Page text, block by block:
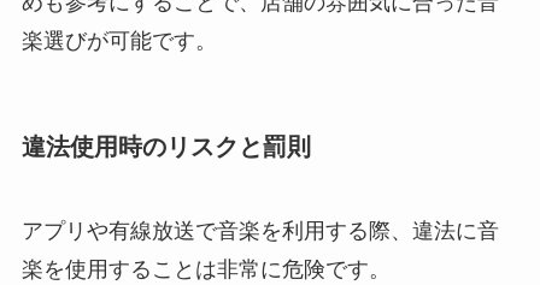
楽選びが可能です。
違法使用時のリスクと罰則
アプリや有線放送で音楽を利用する際、違法に音
楽を使用することは非常に危険です。